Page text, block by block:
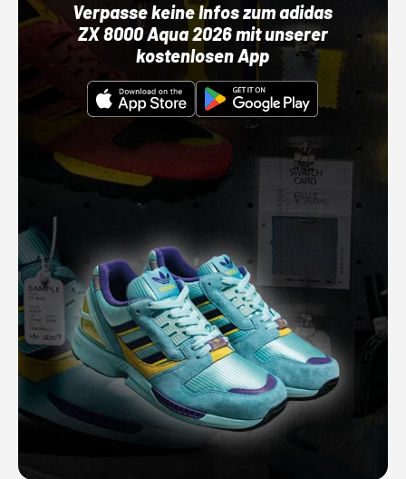
Verpasse keine Infos zum adidas
ZX 8000 Aqua 2026 mit unserer
kostenlosen App